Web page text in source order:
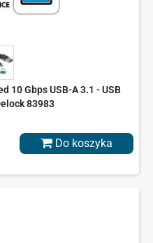
10 Gbps USB-A 3.1 - USB
83983
Do koszyka